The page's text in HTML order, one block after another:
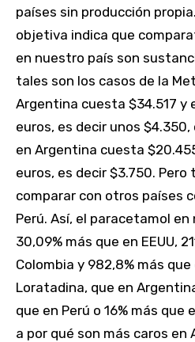
países sin producción
objetiva indica que
en nuestro país son
tales son los casos de la
Argentina cuesta $34.517 y
euros, es decir unos
en Argentina cuesta
euros, es decir $3.750.
comparar con otros países
Perú. Así, el paracetamol
30,09% más que en EEUU,
Colombia y 982,8% más que
Loratadina, que en
que en Perú o 16% más que
a por qué son más caros en